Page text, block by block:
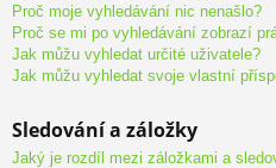
Proč moje vyhledávání nic nenašlo?
Proč se mi po vyhledávání zobrazí
Jak můžu vyhledat určité uživatele?
Jak můžu vyhledat svoje vlastní
Sledování a záložky
Jaký je rozdíl mezi záložkami a